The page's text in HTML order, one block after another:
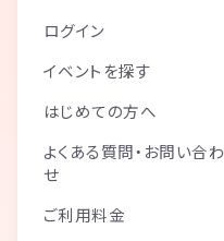
ログイン
イベントを探す
はじめての方へ
よくある質問・お問い合わ
せ
ご利用料金